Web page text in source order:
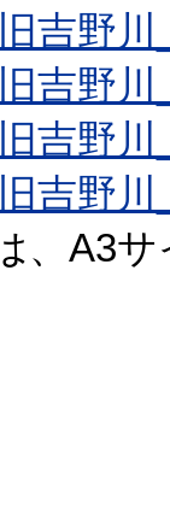
吉野
吉野
吉野
吉野
、A3